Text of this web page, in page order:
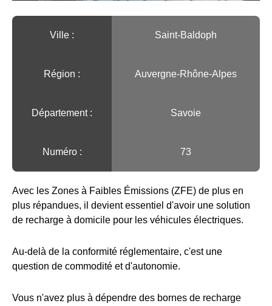
Ville :️ Saint-Baldoph
Région :️ Auvergne-Rhône-Alpes
Département : Savoie
Numéro : 73
Avec les Zones à Faibles Émissions (ZFE) de plus en
plus répandues, il devient essentiel d'avoir une solution
de recharge à domicile pour les véhicules électriques.
Au-delà de la conformité réglementaire, c'est une
question de commodité et d'autonomie.
Vous n'avez plus à dépendre des bornes de recharge